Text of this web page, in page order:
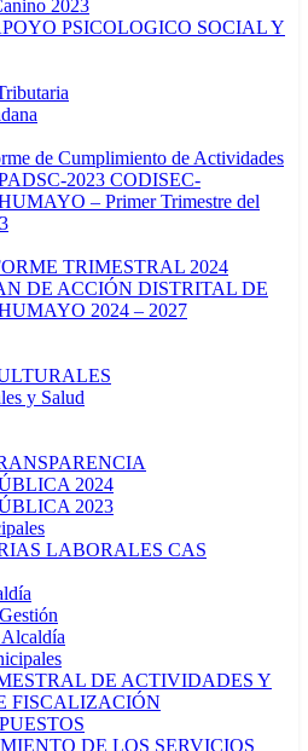
2023
PSICOLOGICO SOCIAL Y
de Cumplimiento de Actividades
2023 CODISEC-
– Primer Trimestre del
TRIMESTRAL 2024
DE ACCIÓN DISTRITAL DE
2024 – 2027
y Salud
2024
2023
LABORALES CAS
DE ACTIVIDADES Y
FISCALIZACIÓN
DE LOS SERVICIOS